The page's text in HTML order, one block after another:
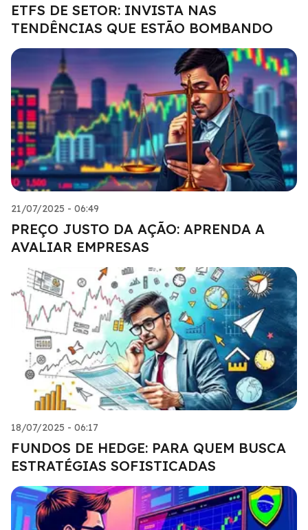
ETFS DE SETOR: INVISTA NAS
TENDÊNCIAS QUE ESTÃO BOMBANDO
21/07/2025 - 06:49
PREÇO JUSTO DA AÇÃO: APRENDA A
AVALIAR EMPRESAS
18/07/2025 - 06:17
FUNDOS DE HEDGE: PARA QUEM BUSCA
ESTRATÉGIAS SOFISTICADAS